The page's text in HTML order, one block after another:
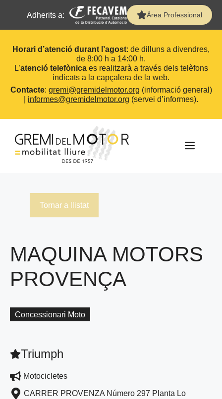
Adherits a: Àrea Professional
Horari d’atenció durant l’agost: de dilluns a divendres,
de 8:00 h a 14:00 h.
L’atenció telefònicaes realitzarà a través dels telèfons
indicats a la capçalera de la web.
Contacte: gremi@gremidelmotor.org (informació general)
informes@gremidelmotor.org (servei d’informes).
contingut
Tornar a llistat
MAQUINA MOTORS
PROVENÇA
Concessionari Moto
Triumph
Motocicletes
CARRER PROVENZA Número 297 Planta Lo